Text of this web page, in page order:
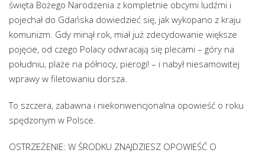
święta Bożego Narodzenia z kompletnie obcymi ludźmi i
pojechał do Gdańska dowiedzieć się, jak wykopano z kraju
komunizm. Gdy minął rok, miał już zdecydowanie większe
pojęcie, od czego Polacy odwracają się plecami – góry na
południu, plaże na północy, pierogi! – i nabył niesamowitej
wprawy w filetowaniu dorsza.
To szczera, zabawna i niekonwencjonalna opowieść o roku
spędzonym w Polsce.
OSTRZEŻENIE: W ŚRODKU ZNAJDZIESZ OPOWIEŚĆ O